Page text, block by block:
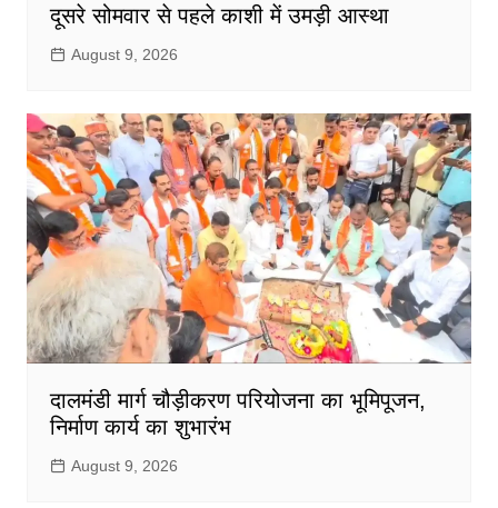
दूसरे सोमवार से पहले काशी में उमड़ी आस्था
August 9, 2026
दालमंडी मार्ग चौड़ीकरण परियोजना का भूमिपूजन,
निर्माण कार्य का शुभारंभ
August 9, 2026